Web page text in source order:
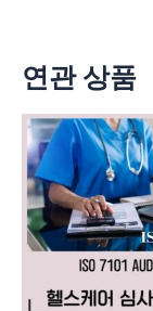
연관 상품